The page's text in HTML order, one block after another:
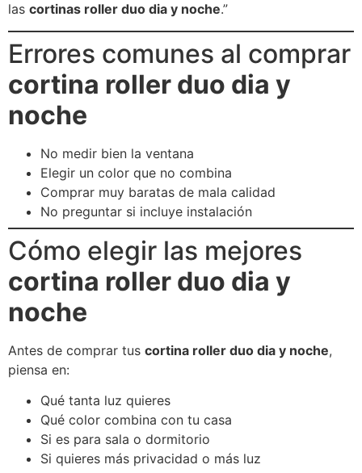
las cortinas roller duo dia y noche.”
Errores comunes al comprar
cortina roller duo dia y
noche
No medir bien la ventana
Elegir un color que no combina
Comprar muy baratas de mala calidad
No preguntar si incluye instalación
Cómo elegir las mejores
cortina roller duo dia y
noche
Antes de comprar tus cortina roller duo dia y noche,
piensa en:
Qué tanta luz quieres
Qué color combina con tu casa
Si es para sala o dormitorio
Si quieres más privacidad o más luz